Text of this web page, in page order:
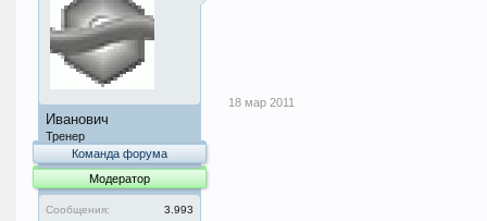
Иванович
Тренер
Команда форума
Модератор
Сообщения:
3.993
18 мар 2011